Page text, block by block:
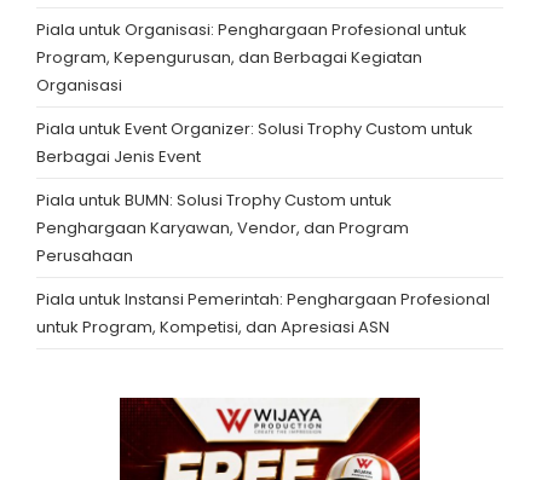
Piala untuk Organisasi: Penghargaan Profesional untuk
Program, Kepengurusan, dan Berbagai Kegiatan
Organisasi
Piala untuk Event Organizer: Solusi Trophy Custom untuk
Berbagai Jenis Event
Piala untuk BUMN: Solusi Trophy Custom untuk
Penghargaan Karyawan, Vendor, dan Program
Perusahaan
Piala untuk Instansi Pemerintah: Penghargaan Profesional
untuk Program, Kompetisi, dan Apresiasi ASN